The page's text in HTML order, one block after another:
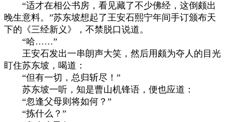
“适才在相公书房，看见藏了不少佛经，这倒颇出
晚生意料。”苏东坡想起了王安石熙宁年间手订颁布天
下的《三经新义》，不禁脱口说道。
“哈……”
王安石发出一串朗声大笑，然后用颇为夺人的目光
盯住苏东坡，喝道：
“但有一切，总归斩尽！”
苏东坡一听，知是曹山机锋语，便也应道：
“忽逢父母则将如何？”
“拣什么？”